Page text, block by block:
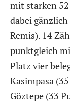
mit starken
dabei
Remis). 14
punktgleich
Platz vier
Kasimpasa
Göztepe (33